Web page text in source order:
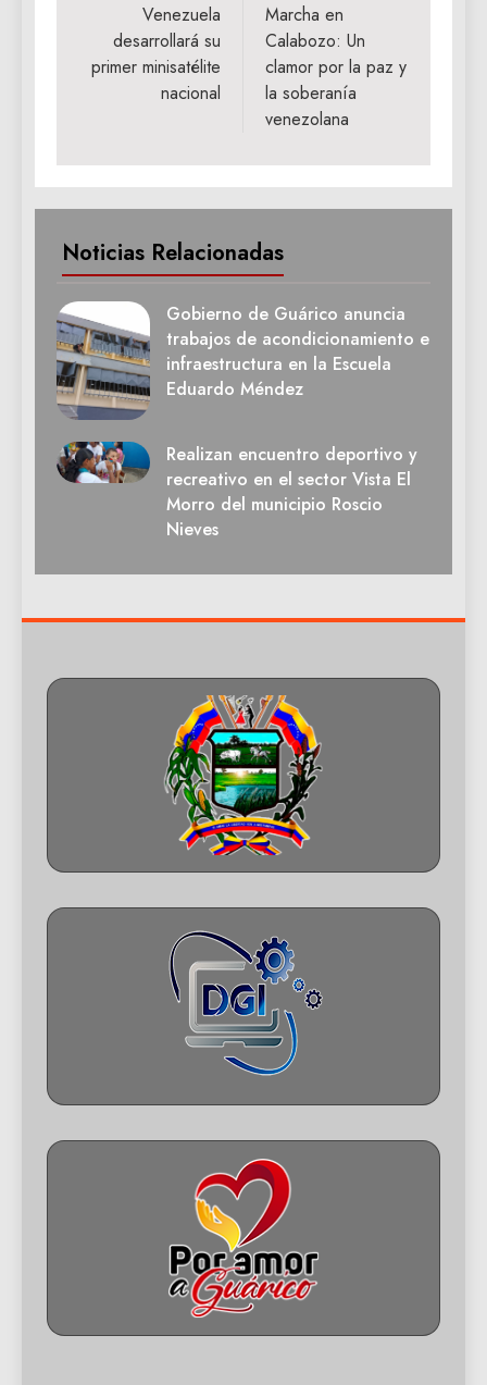
entradas
Venezuela
desarrollará su
primer minisatélite
nacional
Marcha en
Calabozo: Un
clamor por la paz y
la soberanía
venezolana
Noticias Relacionadas
Gobierno de Guárico anuncia
trabajos de acondicionamiento e
infraestructura en la Escuela
Eduardo Méndez
Realizan encuentro deportivo y
recreativo en el sector Vista El
Morro del municipio Roscio
Nieves